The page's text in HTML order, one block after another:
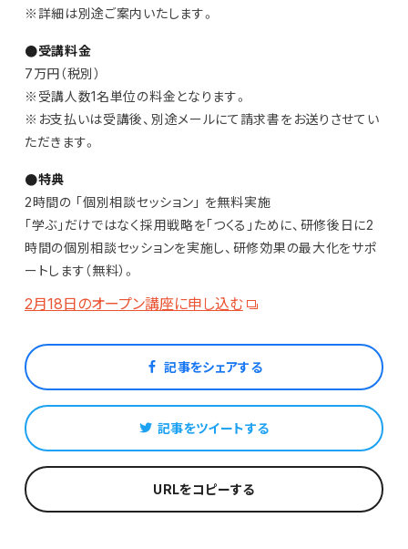
※詳細は別途ご案内いたします。
●受講料金
7万円（税別）
※受講人数1名単位の料金となります。
※お支払いは受講後、別途メールにて請求書をお送りさせてい
ただきます。
●特典
2時間の ｢個別相談セッション｣ を無料実施
｢学ぶ｣だけではなく採用戦略を｢つくる｣ために、研修後日に2
時間の個別相談セッションを実施し、研修効果の最大化をサポ
ートします（無料）。
2月18日のオープン講座に申し込む
記事をシェアする
記事をツイートする
URLをコピーする